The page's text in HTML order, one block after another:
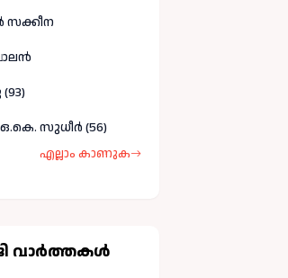
സക്കീന
സുധീർ (56)
എല്ലാം കാണുക
വാർത്തകള്‍